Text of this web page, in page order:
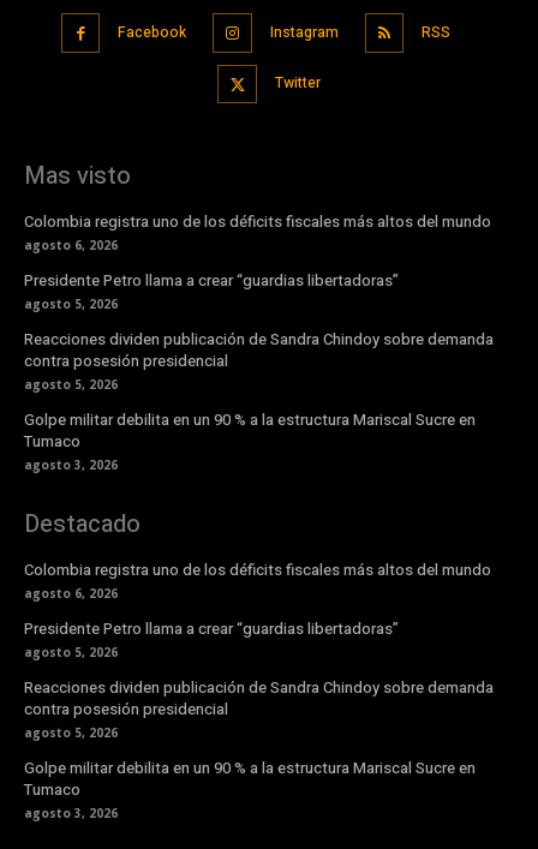
Facebook Instagram RSS
Twitter
Mas visto
Colombia registra uno de los déficits fiscales más altos del mundo
agosto 6, 2026
Presidente Petro llama a crear “guardias libertadoras”
agosto 5, 2026
Reacciones dividen publicación de Sandra Chindoy sobre demanda
contra posesión presidencial
agosto 5, 2026
Golpe militar debilita en un 90 % a la estructura Mariscal Sucre en
Tumaco
agosto 3, 2026
Destacado
Colombia registra uno de los déficits fiscales más altos del mundo
agosto 6, 2026
Presidente Petro llama a crear “guardias libertadoras”
agosto 5, 2026
Reacciones dividen publicación de Sandra Chindoy sobre demanda
contra posesión presidencial
agosto 5, 2026
Golpe militar debilita en un 90 % a la estructura Mariscal Sucre en
Tumaco
agosto 3, 2026